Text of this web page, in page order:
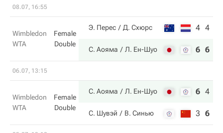
08.07, 16:55
Wimbledon
WTA
Female
Double
Э. Перес Д. Схюрс 4 4
С. Аояма Л. Ен-Шуо 6 6
06.07, 13:15
Wimbledon
WTA
Female
Double
С. Аояма Л. Ен-Шуо 6 4
С. Шувэй В. Синью 3 6